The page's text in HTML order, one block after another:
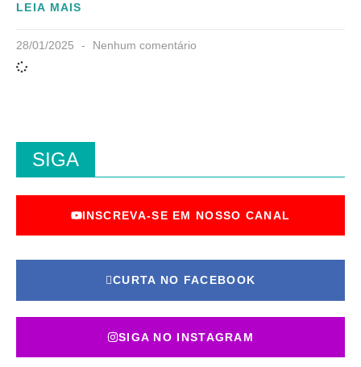
LEIA MAIS
28/01/2025 Nenhum comentário
SIGA
INSCREVA-SE EM NOSSO CANAL
CURTA NO FACEBOOK
SIGA NO INSTAGRAM